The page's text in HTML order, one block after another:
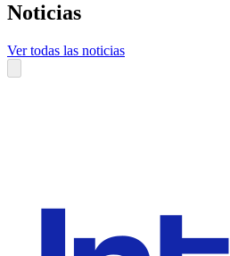
Noticias
Ver todas las noticias